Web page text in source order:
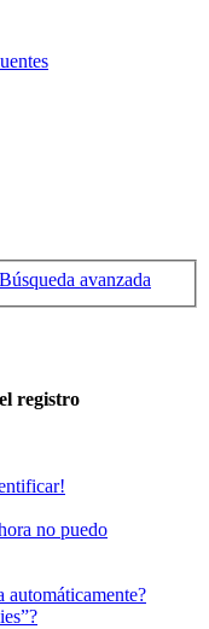
Búsqueda avanzada
registro
no puedo
automáticamente?